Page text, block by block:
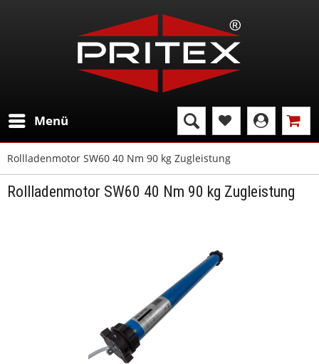
Menü
Rollladenmotor SW60 40 Nm 90 kg Zugleistung
Rollladenmotor SW60 40 Nm 90 kg Zugleistung